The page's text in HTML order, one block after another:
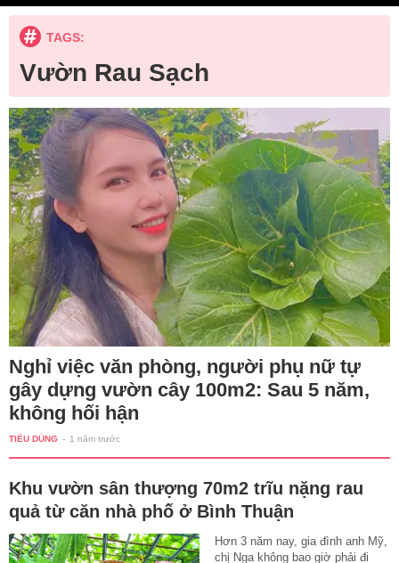
TAGS:
Vườn Rau Sạch
Nghỉ việc văn phòng, người phụ nữ tự
gây dựng vườn cây 100m2: Sau 5 năm,
không hối hận
TIÊU DÙNG - 1 năm trước
Khu vườn sân thượng 70m2 trĩu nặng rau
quả từ căn nhà phố ở Bình Thuận
Hơn 3 năm nay, gia đình anh Mỹ,
chị Nga không bao giờ phải đi